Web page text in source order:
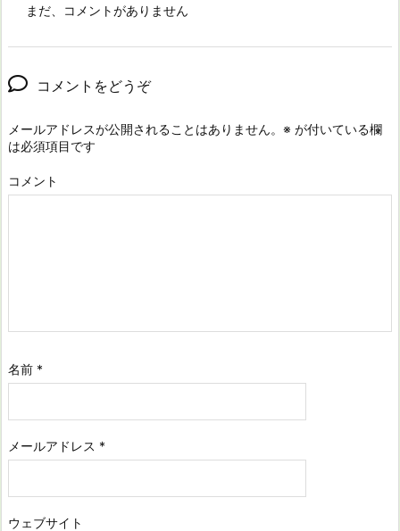
まだ、コメントがありません
コメントをどうぞ
メールアドレスが公開されることはありません。 ※ が付いている欄
は必須項目です
コメント
名前 *
メールアドレス *
ウェブサイト